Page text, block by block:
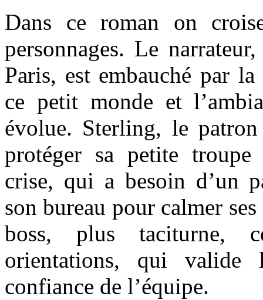
Dans ce roman on
personnages. Le
Paris, est embauché par
ce petit monde et
évolue. Sterling, le
protéger sa petite
crise, qui a besoin d’un
son bureau pour calmer
boss, plus taciturne,
orientations, qui
confiance de l’équipe.